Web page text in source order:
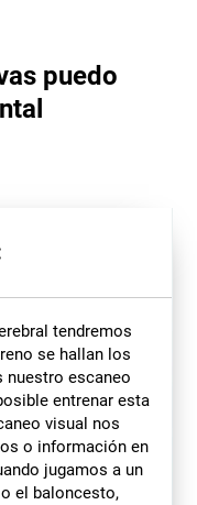
puedo
tendremos
se hallan los
nuestro escaneo
entrenar esta
visual nos
o información en
jugamos a un
el baloncesto,